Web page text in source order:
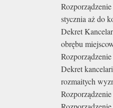
stycznia aż do
Dekret
obrębu
Dekret
rozmaitych